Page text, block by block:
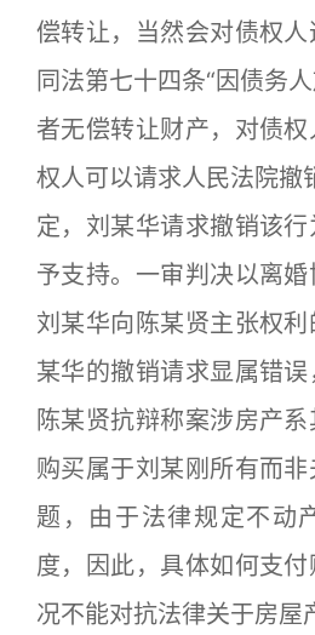
偿转让，当然会对债权
同法第七十四条“因债务
者无偿转让财产，对债
权人可以请求人民法院撤
定，刘某华请求撤销该
予支持。一审判决以离
刘某华向陈某贤主张权利
某华的撤销请求显属错
陈某贤抗辩称案涉房产
购买属于刘某刚所有而
题，由于法律规定不动
度，因此，具体如何支
况不能对抗法律关于房屋